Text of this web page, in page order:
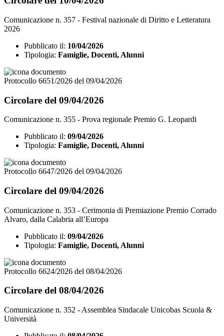
Comunicazione n. 357 - Festival nazionale di Diritto e Letteratura
2026
Pubblicato il: 10/04/2026
Tipologia: Famiglie, Docenti, Alunni
Protocollo 6651/2026 del 09/04/2026
Circolare del 09/04/2026
Comunicazione n. 355 - Prova regionale Premio G. Leopardi
Pubblicato il: 09/04/2026
Tipologia: Famiglie, Docenti, Alunni
Protocollo 6647/2026 del 09/04/2026
Circolare del 09/04/2026
Comunicazione n. 353 - Cerimonia di Premiazione Premio Corrado
Alvaro, dalla Calabria all’Europa
Pubblicato il: 09/04/2026
Tipologia: Famiglie, Docenti, Alunni
Protocollo 6624/2026 del 08/04/2026
Circolare del 08/04/2026
Comunicazione n. 352 - Assemblea Sindacale Unicobas Scuola &
Università